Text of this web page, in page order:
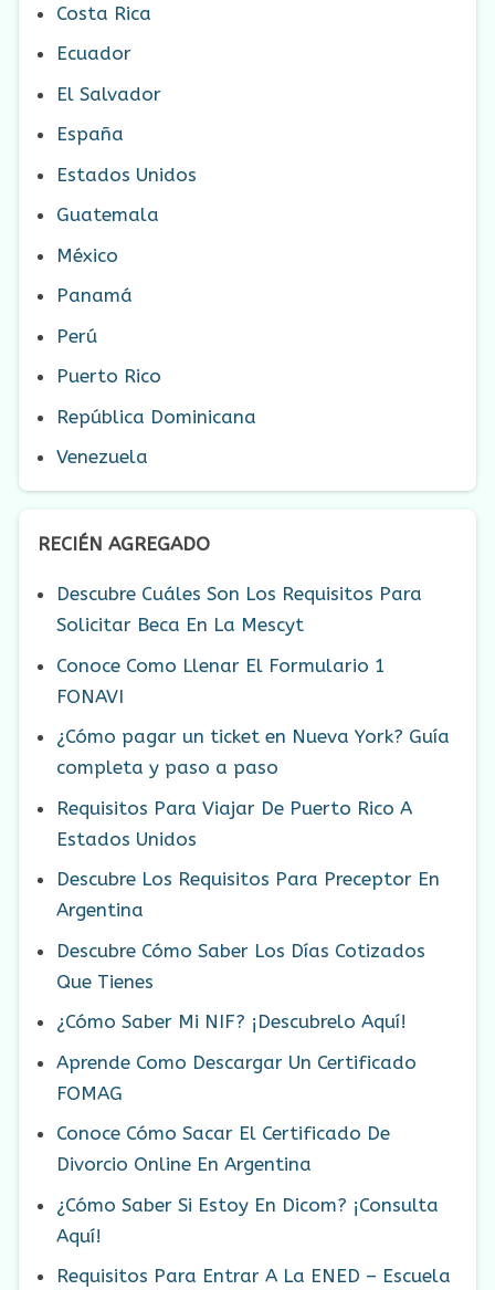
Costa Rica
Ecuador
El Salvador
España
Estados Unidos
Guatemala
México
Panamá
Perú
Puerto Rico
República Dominicana
Venezuela
RECIÉN AGREGADO
Descubre Cuáles Son Los Requisitos Para
Solicitar Beca En La Mescyt
Conoce Como Llenar El Formulario 1
FONAVI
¿Cómo pagar un ticket en Nueva York? Guía
completa y paso a paso
Requisitos Para Viajar De Puerto Rico A
Estados Unidos
Descubre Los Requisitos Para Preceptor En
Argentina
Descubre Cómo Saber Los Días Cotizados
Que Tienes
¿Cómo Saber Mi NIF? ¡Descubrelo Aquí!
Aprende Como Descargar Un Certificado
FOMAG
Conoce Cómo Sacar El Certificado De
Divorcio Online En Argentina
¿Cómo Saber Si Estoy En Dicom? ¡Consulta
Aquí!
Requisitos Para Entrar A La ENED – Escuela